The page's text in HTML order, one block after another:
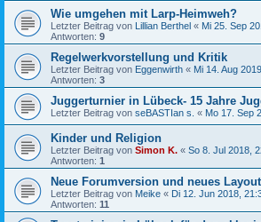
Wie umgehen mit Larp-Heimweh?
Letzter Beitrag von Lillian Berthel « Mi 25. Sep
Antworten: 9
Regelwerkvorstellung und Kritik
Letzter Beitrag von Eggenwirth « Mi 14. Aug
Antworten: 3
Juggerturnier in Lübeck- 15 Jahre
Letzter Beitrag von seBASTIan s. « Mo 17. Sep
Kinder und Religion
Letzter Beitrag von Simon K. « So 8. Jul 2018,
Antworten: 1
Neue Forumversion und neues Layout
Letzter Beitrag von Meike « Di 12. Jun 2018,
Antworten: 11